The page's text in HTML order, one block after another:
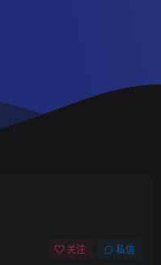
关注 私信